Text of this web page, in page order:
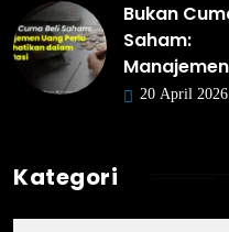
Bukan
Saham:
20 April 2026
Kategori